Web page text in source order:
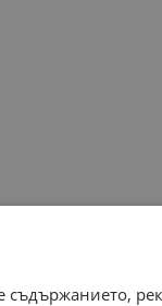
съдържанието,